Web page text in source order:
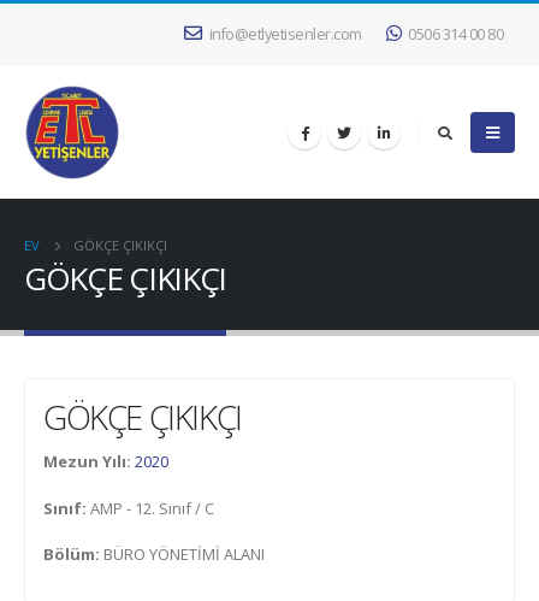
info@etlyetisenler.com 0506 314 00 80
EV GÖKÇE ÇIKIKÇI
GÖKÇE ÇIKIKÇI
GÖKÇE ÇIKIKÇI
Mezun Yılı: 2020
Sınıf: AMP - 12. Sınıf / C
Bölüm: BÜRO YÖNETİMİ ALANI